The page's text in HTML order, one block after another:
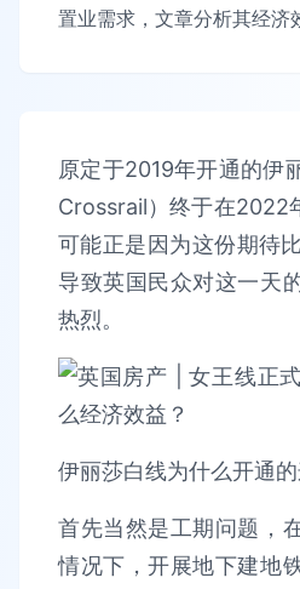
置业需求，文章分析其经济
原定于2019年开通的伊
Crossrail）终于在2022
可能正是因为这份期待
导致英国民众对这一天
热烈。
伊丽莎白线为什么开通的
首先当然是工期问题，
情况下，开展地下建地